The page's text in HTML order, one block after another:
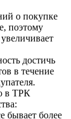
о покупке
поэтому
достичь
в течение
в ТРК
бывает более